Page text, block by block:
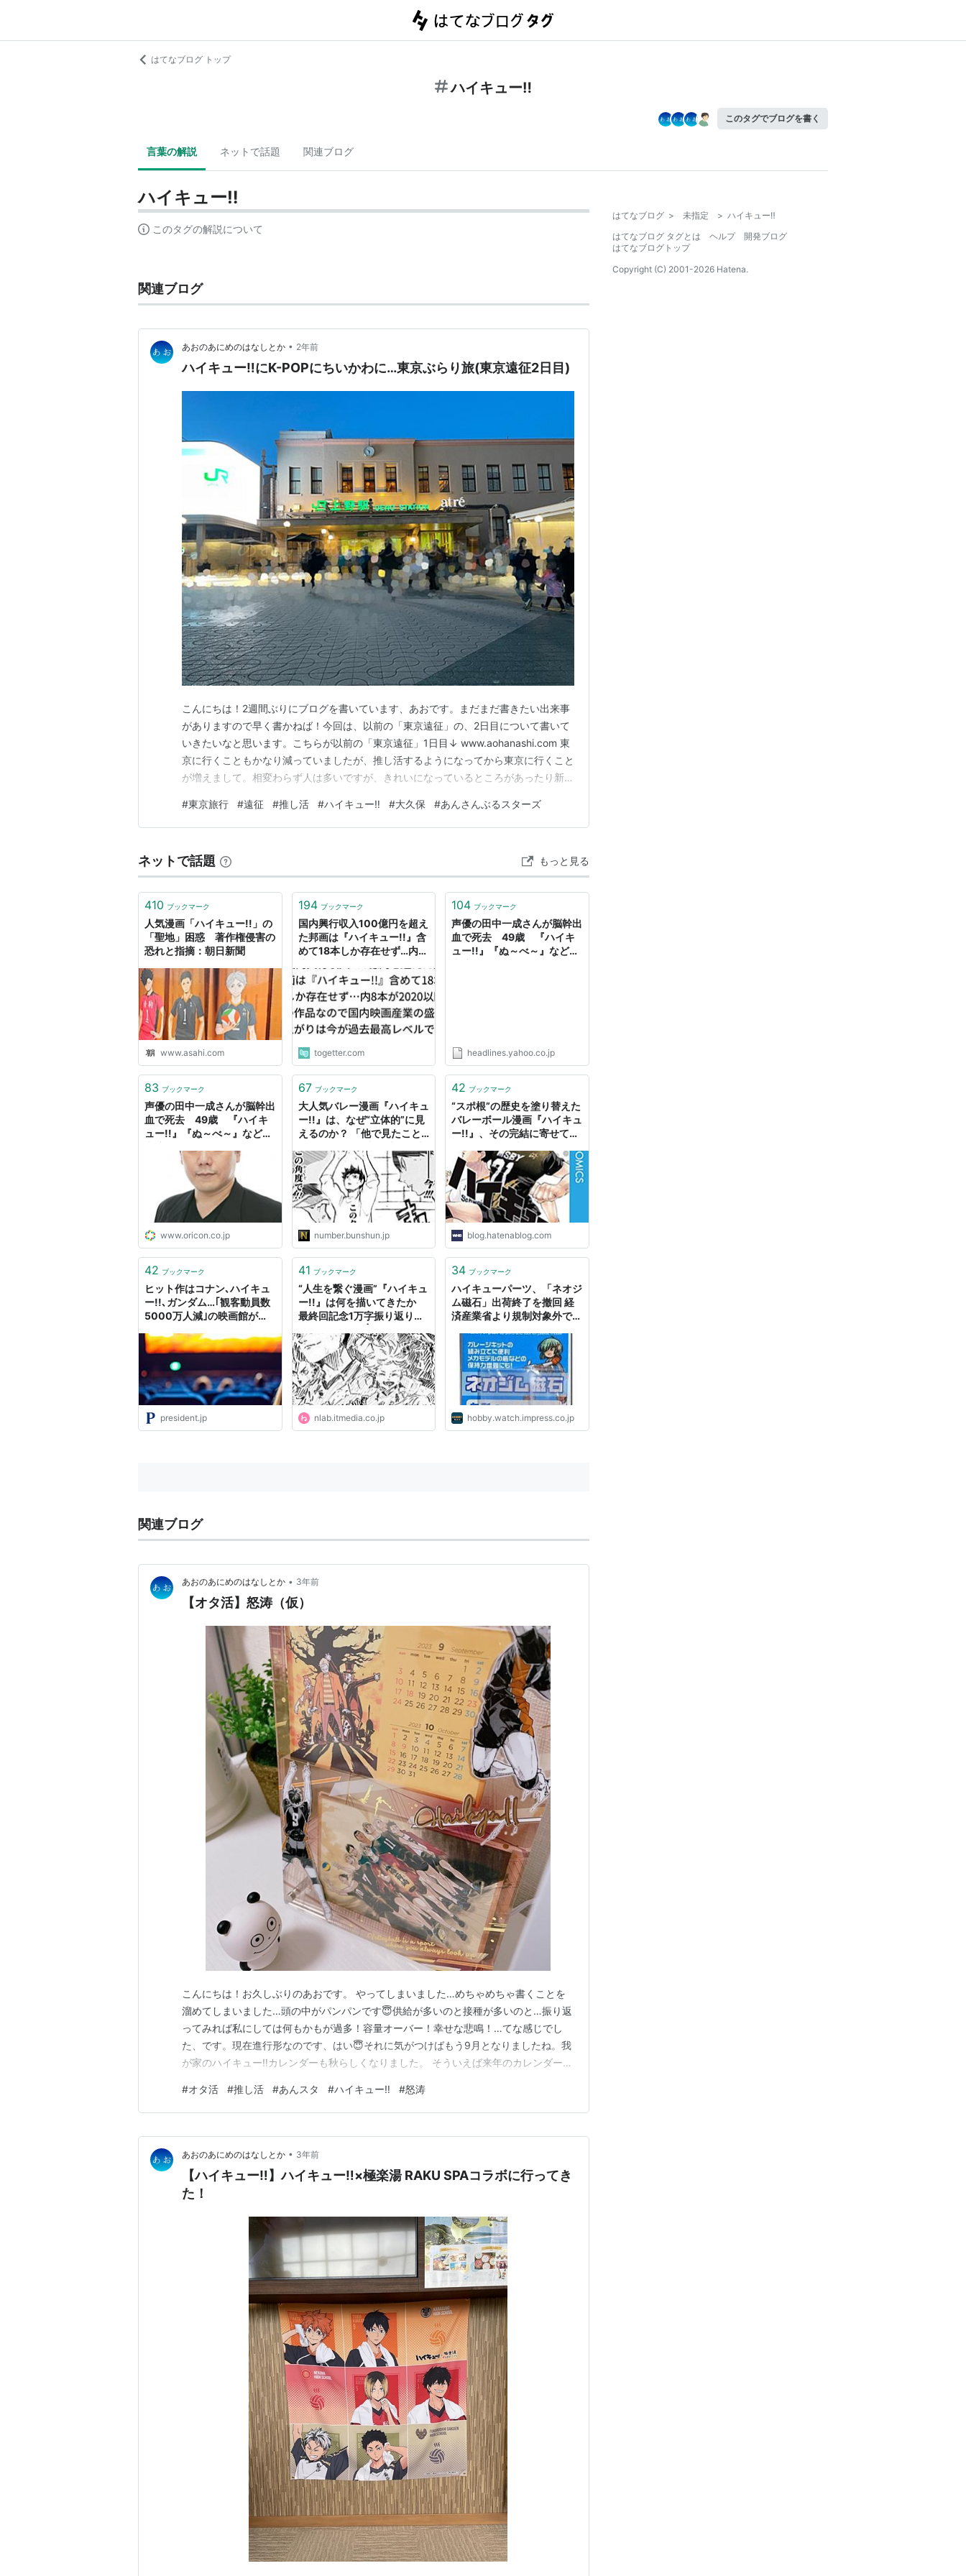
はてなブログ トップ
ハイキュー‼︎
このタグでブログを書く
言葉の解説 ネットで話題 関連ブログ
ハイキュー‼︎
このタグの解説について
関連ブログ
あおのあにめのはなしとか • 2年前
ハイキュー‼︎にK-POPにちいかわに…東京ぶらり旅(東京遠征2日目)
こんにちは！2週間ぶりにブログを書いています、あおです。まだまだ書きたい出来事
がありますので早く書かねば！今回は、以前の「東京遠征」の、2日目について書いて
いきたいなと思います。こちらが以前の「東京遠征」1日目↓ www.aohanashi.com 東
京に行くこともかなり減っていましたが、推し活するようになってから東京に行くこと
が増えまして。相変わらず人は多いですが、きれいになっているところがあったり新し
「あんな風に建物を建てれるなんて人間すぎょいな。。」と割と頻繁に思っています。
笑 心の中ではいつも何かを思っている…
#東京旅行 #遠征 #推し活 #ハイキュー‼︎ #大久保 #あんさんぶるスターズ
ネットで話題 もっと見る
410 ブックマーク
人気漫画「ハイキュー!!」の
「聖地」困惑 著作権侵害の
恐れと指摘：朝日新聞
www.asahi.com
194 ブックマーク
国内興行収入100億円を超え
た邦画は『ハイキュー!!』含
めて18本しか存在せず…内8
国内映画産業の盛り上がりは
今が過去最高レベルである話
togetter.com
104 ブックマーク
声優の田中一成さんが脳幹出
血で死去 49歳 『ハイキ
ュー!!』『ぬ～べ～』などに
headlines.yahoo.co.jp
83 ブックマーク
声優の田中一成さんが脳幹出
血で死去 49歳 『ハイキ
ュー!!』『ぬ～べ～』などに
www.oricon.co.jp
67 ブックマーク
大人気バレー漫画『ハイキュ
ー!!』は、なぜ“立体的”に見
えるのか？ 「他で見たこと
貴啓（マンガナイト））
number.bunshun.jp
42 ブックマーク
“スポ根”の歴史を塗り替えた
バレーボール漫画『ハイキュ
ー!!』、その完結に寄せて。
blog.hatenablog.com
42 ブックマーク
ヒット作はコナン､ハイキュ
ー!!､ガンダム…｢観客動員数
5000万人減｣の映画館がア
世界で映画館離れが完全に定
着している
president.jp
41 ブックマーク
“人生を繋ぐ漫画”『ハイキュ
ー!!』は何を描いてきたか
最終回記念1万字振り返りレ
nlab.itmedia.co.jp
34 ブックマーク
ハイキューパーツ、「ネオジ
ム磁石」出荷終了を撤回 経
済産業省より規制対象外であ
hobby.watch.impress.co.jp
関連ブログ
あおのあにめのはなしとか • 3年前
【オタ活】怒涛（仮）
こんにちは！お久しぶりのあおです。 やってしまいました…めちゃめちゃ書くことを
溜めてしまいました…頭の中がパンパンです😇供給が多いのと接種が多いのと…振り返
ってみれば私にしては何もかもが過多！容量オーバー！幸せな悲鳴！…てな感じでし
た、です。現在進行形なのです、はい😇それに気がつけばもう9月となりましたね。我
が家のハイキュー‼︎カレンダーも秋らしくなりました。 そういえば来年のカレンダーの
めちゃくちゃ好きです。 北さんかわいいいいいぃぃぃぃぃ… オタ活しはじめてから、
もうすぐ1年？になるくらいかな…自分の推しの共通点…
#オタ活 #推し活 #あんスタ #ハイキュー‼︎ #怒涛
あおのあにめのはなしとか • 3年前
【ハイキュー‼︎】ハイキュー‼︎×極楽湯 RAKU SPAコラボに行ってき
た！
はてなブログ > 未指定 > ハイキュー‼︎
はてなブログ タグとは
ヘルプ
開発ブログ
はてなブログトップ
Copyright (C) 2001-2026 Hatena.